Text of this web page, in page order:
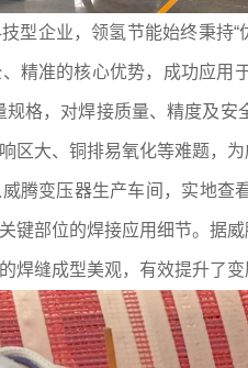
型企业，领氢节能始终秉持
精准的核心优势，成功应
格，对焊接质量、精度及安
区大、铜排易氧化等难题，
腾变压器生产车间，实地查
键部位的焊接应用细节。据
焊缝成型美观，有效提升了变